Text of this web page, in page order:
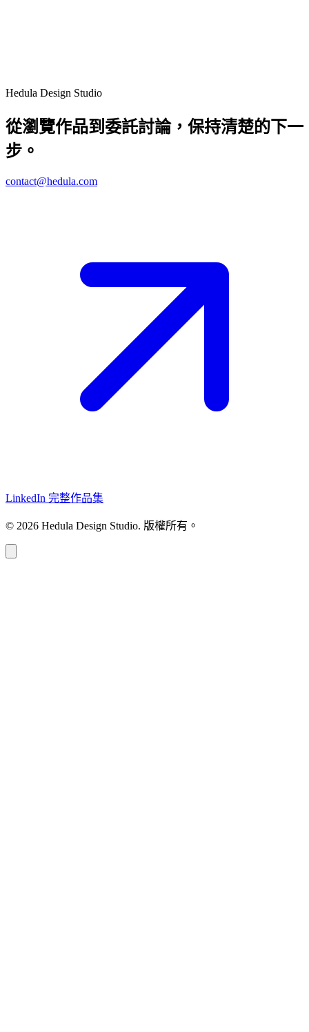
Hedula Design Studio
從瀏覽作品到委託討論，保持清楚的下一
步。
contact@hedula.com
LinkedIn 完整作品集
© 2026 Hedula Design Studio. 版權所有。